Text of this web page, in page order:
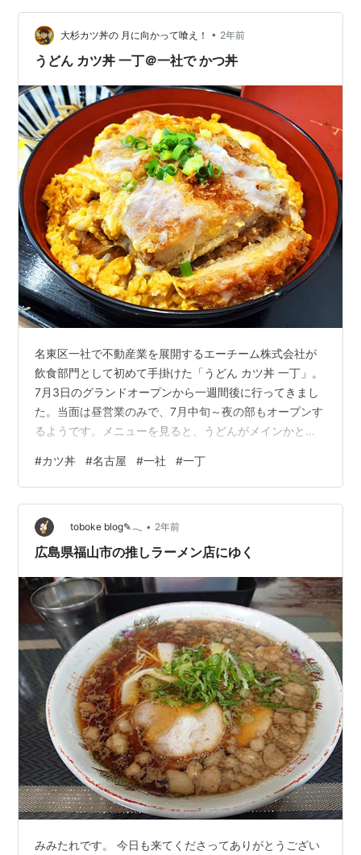
がとうございます。 私は「sho…
大杉カツ丼の 月に向かって喰え！ • 2年前
うどん カツ丼 一丁＠一社で かつ丼
名東区一社で不動産業を展開するエーチーム株式会社が
飲食部門として初めて手掛けた「うどん カツ丼 一丁」。
7月3日のグランドオープンから一週間後に行ってきまし
た。当面は昼営業のみで、7月中旬～夜の部もオープンす
るようです。メニューを見ると、うどんがメインかと。
トはミニ丼。セットの丼を並にも変更できますが、一丁
セット（かつ丼セット）だと＋400円となってしまい、
さすがにちょっとランチでは手が出ない。 ということ
で、単品のかつ丼を注文します。注文は席のQRコードか
らも可能。もちろん、店員さんに直接注文でもOKです。
#カツ丼 #名古屋 #一社 #一丁
toboke blog✎𓂃 • 2年前
広島県福山市の推しラーメン店にゆく
みみたれです。 今日も来てくださってありがとうござい